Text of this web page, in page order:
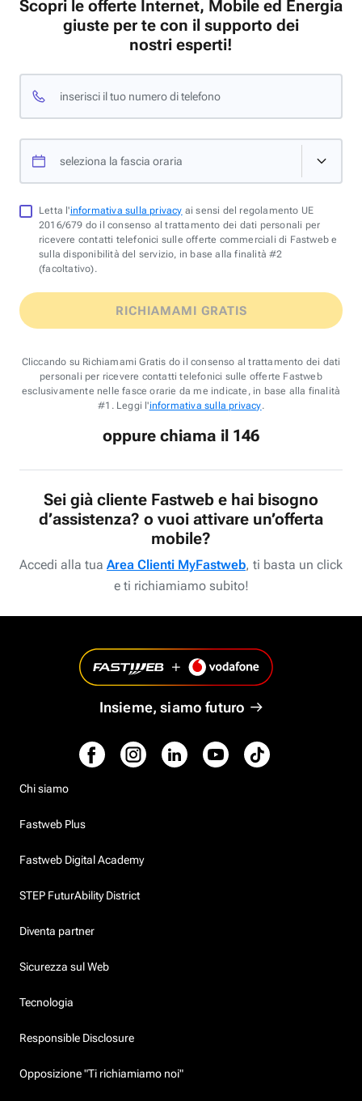
Scopri le offerte Internet, Mobile ed Energia
giuste per te con il supporto dei
nostri esperti!
inserisci il tuo numero di telefono
seleziona la fascia oraria
Letta l'informativa sulla privacy ai sensi del regolamento UE
2016/679 do il consenso al trattamento dei dati personali per
ricevere contatti telefonici sulle offerte commerciali di Fastweb e
sulla disponibilità del servizio, in base alla finalità #2
(facoltativo).
RICHIAMAMI GRATIS
Cliccando su Richiamami Gratis do il consenso al trattamento dei dati
personali per ricevere contatti telefonici sulle offerte Fastweb
esclusivamente nelle fasce orarie da me indicate, in base alla finalità
#1. Leggi l'informativa sulla privacy.
oppure chiama il 146
Sei già cliente Fastweb e hai bisogno
d’assistenza? o vuoi attivare un’offerta
mobile?
Accedi alla tua Area Clienti MyFastweb, ti basta un click
e ti richiamiamo subito!
Insieme, siamo futuro
Chi siamo
Fastweb Plus
Fastweb Digital Academy
STEP FuturAbility District
Diventa partner
Sicurezza sul Web
Tecnologia
Responsible Disclosure
Opposizione "Ti richiamiamo noi"